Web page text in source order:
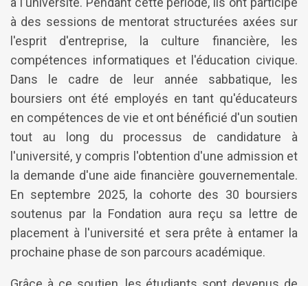
à des sessions de mentorat structurées axées sur
l'esprit d'entreprise, la culture financière, les
compétences informatiques et l'éducation civique.
Dans le cadre de leur année sabbatique, les
boursiers ont été employés en tant qu'éducateurs
en compétences de vie et ont bénéficié d'un soutien
tout au long du processus de candidature à
l'université, y compris l'obtention d'une admission et
la demande d'une aide financière gouvernementale.
En septembre 2025, la cohorte des 30 boursiers
soutenus par la Fondation aura reçu sa lettre de
placement à l'université et sera prête à entamer la
prochaine phase de son parcours académique.